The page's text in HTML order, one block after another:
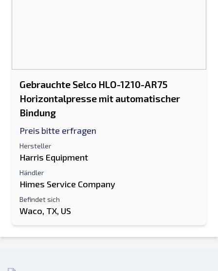
Gebrauchte Selco HLO-1210-AR75
Horizontalpresse mit automatischer
Bindung
Preis bitte erfragen
Hersteller
Harris Equipment
Händler
Himes Service Company
Befindet sich
Waco, TX, US